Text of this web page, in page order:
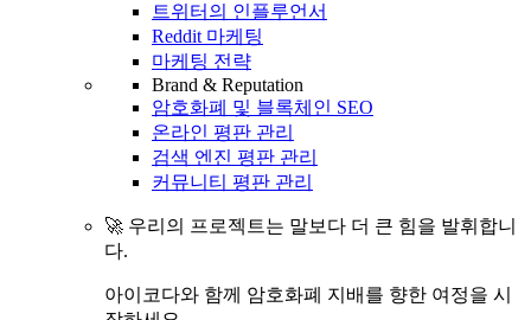
트위터의 인플루언서
Reddit 마케팅
마케팅 전략
Brand & Reputation
암호화폐 및 블록체인 SEO
온라인 평판 관리
검색 엔진 평판 관리
커뮤니티 평판 관리
🚀 우리의 프로젝트는 말보다 더 큰 힘을 발휘합니
다.
아이코다와 함께 암호화폐 지배를 향한 여정을 시